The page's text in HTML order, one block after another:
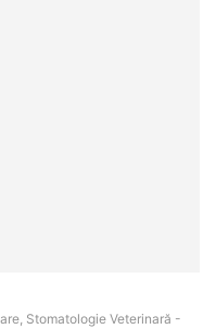
Stomatologie Veterinară -